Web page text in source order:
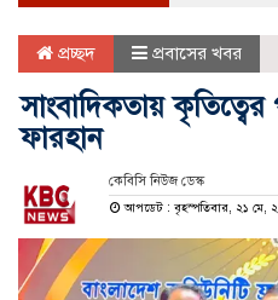
প্রচ্ছদ প্রবাসের খবর
সাংবাদিকতায়
ফারহান
কেবিসি নিউজ ডেস্ক
আপডেট : বৃহস্পতিবার, ২১ মে,